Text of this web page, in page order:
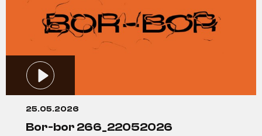
25.05.2026
bor-bor 266_22052026